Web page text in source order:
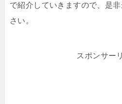
で紹介していきますので、是
さい。
スポンサー